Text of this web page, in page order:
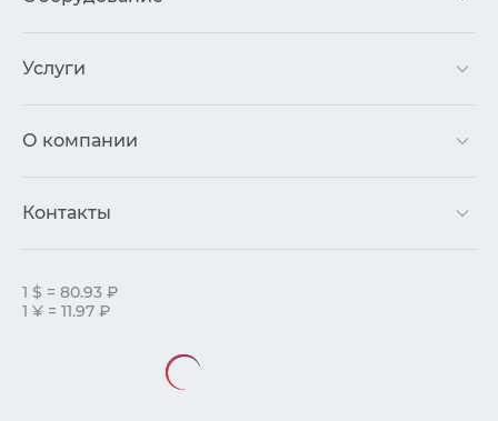
Услуги
О компании
Контакты
1 $ = 80.93 ₽
1 ¥ = 11.97 ₽